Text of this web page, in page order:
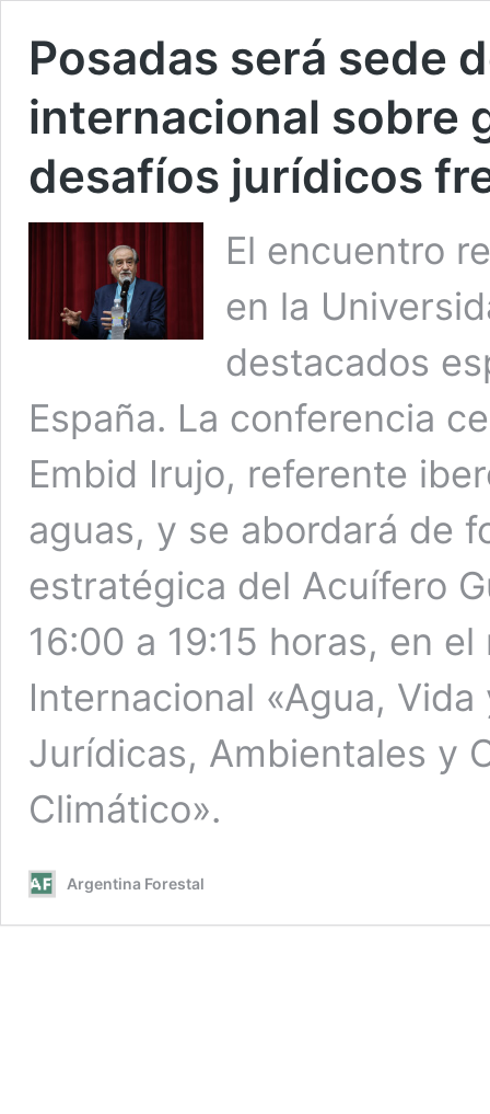
Posadas será sede
internacional sobre
desafíos jurídicos
El encuentro
en la
destacados
España. La conferencia
Embid Irujo, referente
aguas, y se abordará de
estratégica del Acuífero
16:00 a 19:15 horas, en
Internacional «Agua,
Jurídicas, Ambientales y
Climático».
Argentina Forestal